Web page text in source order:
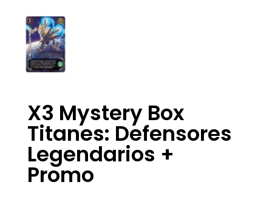
X3 Mystery Box
Titanes: Defensores
Legendarios +
Promo